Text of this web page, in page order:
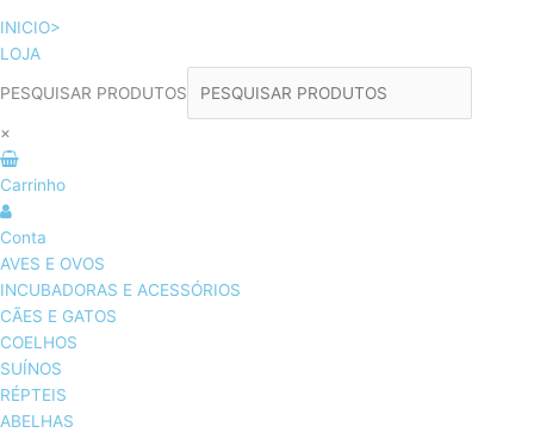
INICIO>
LOJA
PESQUISAR PRODUTOS
×
Carrinho
Conta
AVES E OVOS
INCUBADORAS E ACESSÓRIOS
CÃES E GATOS
COELHOS
SUÍNOS
RÉPTEIS
ABELHAS